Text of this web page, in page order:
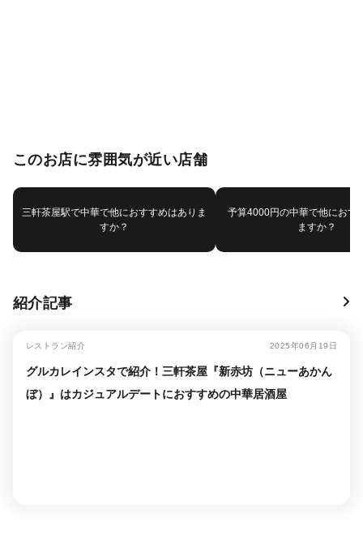
このお店に雰囲気が近い店舗
三軒茶屋駅で中華で他におすすめはありま
すか？
予算4000円の中華で他におす
ますか？
紹介記事
レストラン紹介 2025年06月19日
グルカレインスタで紹介！三軒茶屋『新赤坊（ニューあかん
ぼ）』はカジュアルデートにおすすめの中華居酒屋